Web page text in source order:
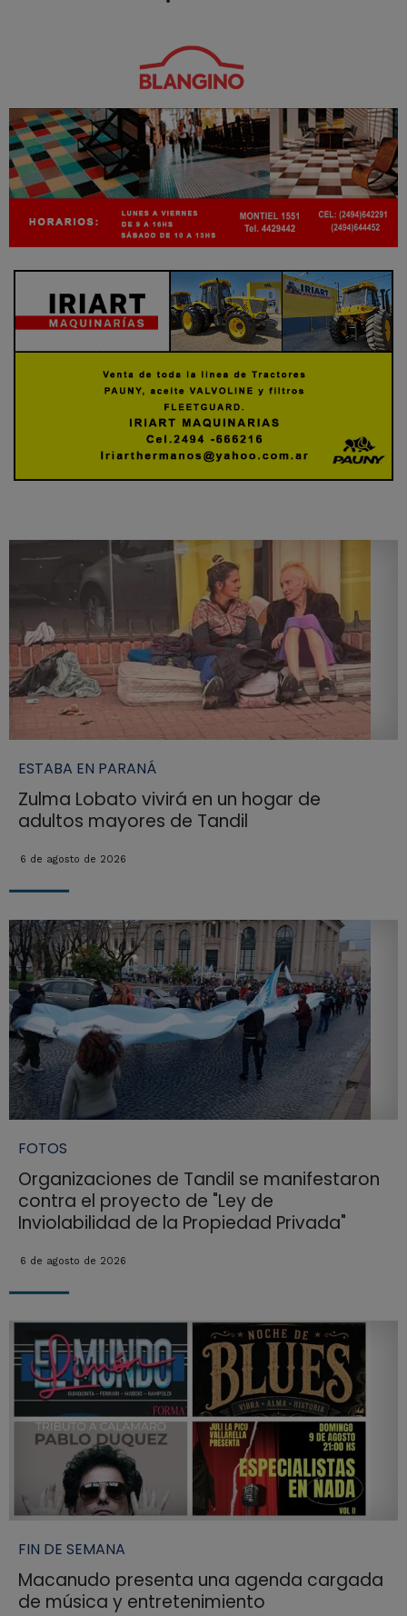
ESTABA EN PARANÁ
Zulma Lobato vivirá en un hogar de
adultos mayores de Tandil
6 de agosto de 2026
FOTOS
Organizaciones de Tandil se manifestaron
contra el proyecto de "Ley de
Inviolabilidad de la Propiedad Privada"
6 de agosto de 2026
FIN DE SEMANA
Macanudo presenta una agenda cargada
de música y entretenimiento